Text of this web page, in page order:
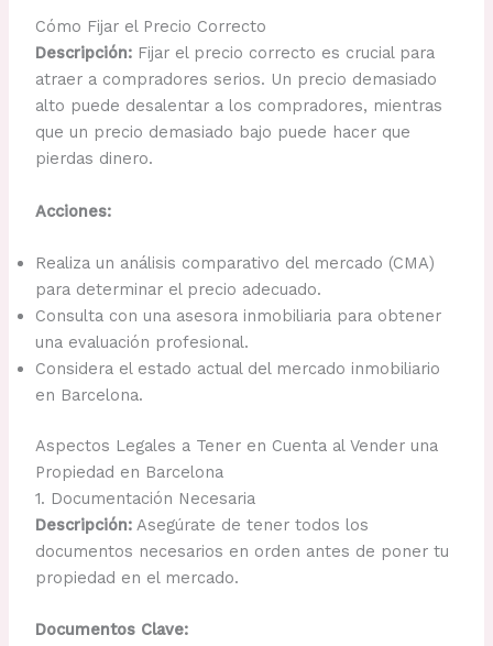
Cómo Fijar el Precio Correcto
Descripción:Fijar el precio correcto es crucial para
atraer a compradores serios. Un precio demasiado
alto puede desalentar a los compradores, mientras
que un precio demasiado bajo puede hacer que
pierdas dinero.
Acciones:
Realiza un análisis comparativo del mercado (CMA)
para determinar el precio adecuado.
Consulta con una asesora inmobiliaria para obtener
una evaluación profesional.
Considera el estado actual del mercado inmobiliario
en Barcelona.
Aspectos Legales a Tener en Cuenta al Vender una
Propiedad en Barcelona
1. Documentación Necesaria
Descripción:Asegúrate de tener todos los
documentos necesarios en orden antes de poner tu
propiedad en el mercado.
Documentos Clave: